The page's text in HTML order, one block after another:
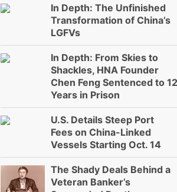
In Depth: The Unfinished
Transformation of China’s
LGFVs
In Depth: From Skies to
Shackles, HNA Founder
Chen Feng Sentenced to 12
Years in Prison
U.S. Details Steep Port
Fees on China-Linked
Vessels Starting Oct. 14
The Shady Deals Behind a
Veteran Banker’s